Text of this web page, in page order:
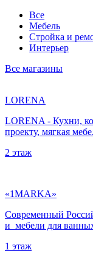
Гранд
Арена
представляет
лучшие
магазины.
можете
снять
и
арендовать
у
нас
коммерческое
Мы
вам
лучшее
место
Все
Мебель
Стройка и
Интерьер
Все магазины
LORENA
LORENA - Кухни,
проекту, мягкая
2 этаж
«1MARKA»
Современный
и мебели для
1 этаж